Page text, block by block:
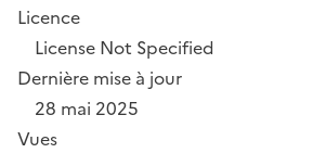
Licence
License Not Specified
Dernière mise à jour
28 mai 2025
Vues